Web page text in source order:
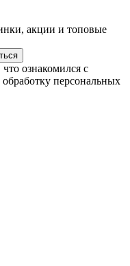
акции и топовые
ознакомился с
персональных